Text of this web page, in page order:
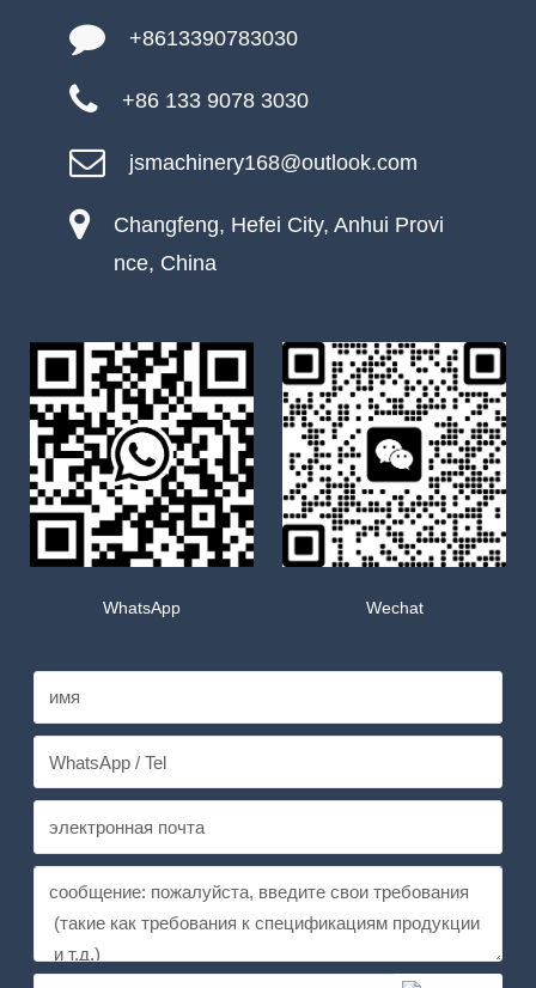
+8613390783030
+86 133 9078 3030
jsmachinery168@outlook.com
Changfeng, Hefei City, Anhui Provi
nce, China
WhatsApp Wechat